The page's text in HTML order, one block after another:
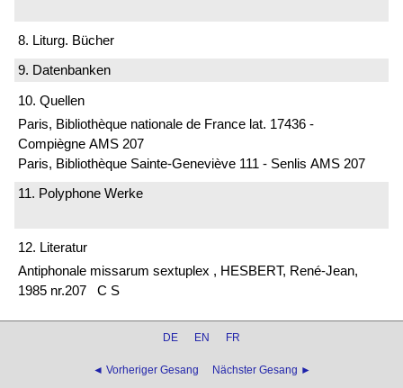
8. Liturg. Bücher
9. Datenbanken
10. Quellen
Paris, Bibliothèque nationale de France lat. 17436 -
Compiègne AMS 207
Paris, Bibliothèque Sainte-Geneviève 111 - Senlis AMS 207
11. Polyphone Werke
12. Literatur
Antiphonale missarum sextuplex , HESBERT, René-Jean,
1985 nr.207 C S
DE EN FR
◄ Vorheriger Gesang Nächster Gesang ►